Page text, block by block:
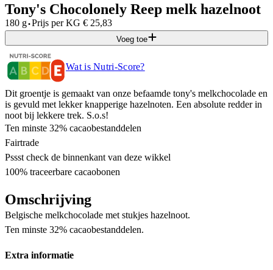
Tony's Chocolonely Reep melk hazelnoot
180 g·Prijs per KG € 25,83
Voeg toe
Wat is Nutri-Score?
Dit groentje is gemaakt van onze befaamde tony's melkchocolade en
is gevuld met lekker knapperige hazelnoten. Een absolute redder in
noot bij lekkere trek. S.o.s!
Ten minste 32% cacaobestanddelen
Fairtrade
Pssst check de binnenkant van deze wikkel
100% traceerbare cacaobonen
Omschrijving
Belgische melkchocolade met stukjes hazelnoot.
Ten minste 32% cacaobestanddelen.
Extra informatie